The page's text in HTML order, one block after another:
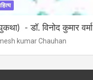
​- डॉ. विनोद कुमार वर्मा
kumar Chauhan